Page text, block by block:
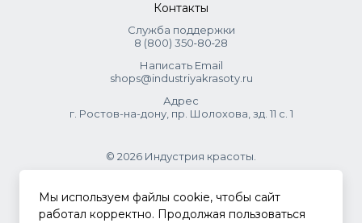
Контакты
Служба поддержки
8 (800) 350‑80‑28
Написать Email
shops@industriyakrasoty.ru
Адрес
г. Ростов-на-дону, пр. Шолохова, зд. 11 с. 1
© 2026 Индустрия красоты.
.
Мы используем файлы cookie, чтобы сайт
работал корректно. Продолжая пользоваться